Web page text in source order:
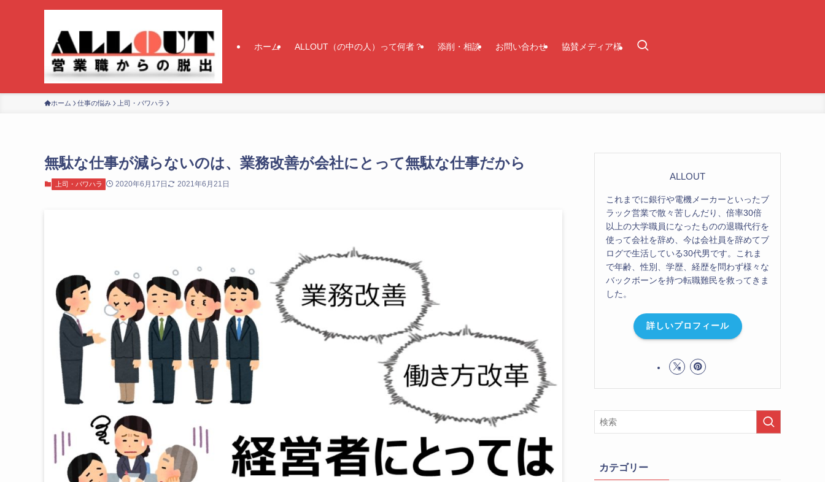
ホーム ALLOUT（の中の人）って何者？ 添削・相談 お問い合わせ 協賛メディア様
ホーム 仕事の悩み 上司・パワハラ
無駄な仕事が減らないのは、業務改善が会社にとって無駄な仕事だから
上司・パワハラ 2020年6月17日 2021年6月21日
ALLOUT
これまでに銀行や電機メーカーといったブ
ラック営業で散々苦しんだり、倍率30倍
以上の大学職員になったものの退職代行を
使って会社を辞め、今は会社員を辞めてブ
ログで生活している30代男です。これま
で年齢、性別、学歴、経歴を問わず様々な
バックボーンを持つ転職難民を救ってきま
した。
詳しいプロフィール
カテゴリー